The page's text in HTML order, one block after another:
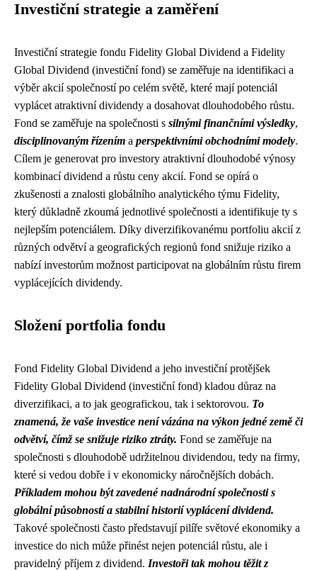
Investiční strategie a zaměření
Investiční strategie fondu Fidelity Global Dividend a Fidelity
Global Dividend (investiční fond) se zaměřuje na identifikaci a
výběr akcií společností po celém světě, které mají potenciál
vyplácet atraktivní dividendy a dosahovat dlouhodobého růstu.
Fond se zaměřuje na společnosti s silnými finančními výsledky,
disciplinovaným řízením a perspektivními obchodními modely.
Cílem je generovat pro investory atraktivní dlouhodobé výnosy
kombinací dividend a růstu ceny akcií. Fond se opírá o
zkušenosti a znalosti globálního analytického týmu Fidelity,
který důkladně zkoumá jednotlivé společnosti a identifikuje ty s
nejlepším potenciálem. Díky diverzifikovanému portfoliu akcií z
různých odvětví a geografických regionů fond snižuje riziko a
nabízí investorům možnost participovat na globálním růstu firem
vyplácejících dividendy.
Složení portfolia fondu
Fond Fidelity Global Dividend a jeho investiční protějšek
Fidelity Global Dividend (investiční fond) kladou důraz na
diverzifikaci, a to jak geografickou, tak i sektorovou. To
znamená, že vaše investice není vázána na výkon jedné země či
odvětví, čímž se snižuje riziko ztráty. Fond se zaměřuje na
společnosti s dlouhodobě udržitelnou dividendou, tedy na firmy,
které si vedou dobře i v ekonomicky náročnějších dobách.
Příkladem mohou být zavedené nadnárodní společnosti s
globální působností a stabilní historií vyplácení dividend.
Takové společnosti často představují pilíře světové ekonomiky a
investice do nich může přinést nejen potenciál růstu, ale i
pravidelný příjem z dividend. Investoři tak mohou těžit z